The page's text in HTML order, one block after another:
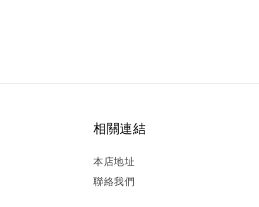
相關連結
本店地址
聯絡我們